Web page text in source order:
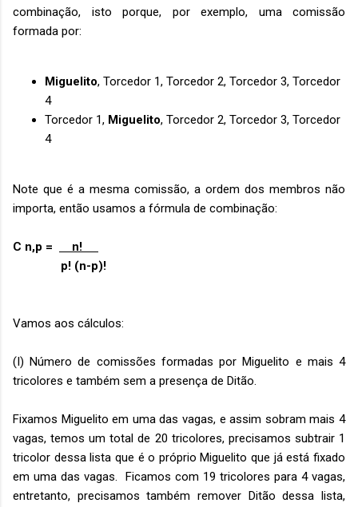
combinação, isto porque, por exemplo, uma comissão
formada por:
Miguelito, Torcedor 1, Torcedor 2, Torcedor 3, Torcedor
4
Torcedor 1, Miguelito, Torcedor 2, Torcedor 3, Torcedor
4
Note que é a mesma comissão, a ordem dos membros não
importa, então usamos a fórmula de combinação:
C n,p =
n!
p! (n-p)!
Vamos aos cálculos:
(I) Número de comissões formadas por Miguelito e mais 4
tricolores e também sem a presença de Ditão.
Fixamos Miguelito em uma das vagas, e assim sobram mais 4
vagas, temos um total de 20 tricolores, precisamos subtrair 1
tricolor dessa lista que é o próprio Miguelito que já está fixado
em uma das vagas. Ficamos com 19 tricolores para 4 vagas,
entretanto, precisamos também remover Ditão dessa lista,